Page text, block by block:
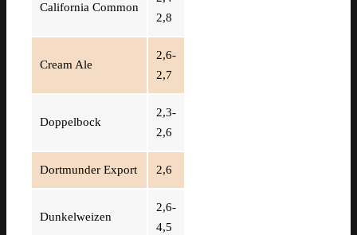
California Common
2,8
Cream Ale
2,6-
2,7
Doppelbock
2,3-
2,6
Dortmunder Export 2,6
Dunkelweizen
2,6-
4,5